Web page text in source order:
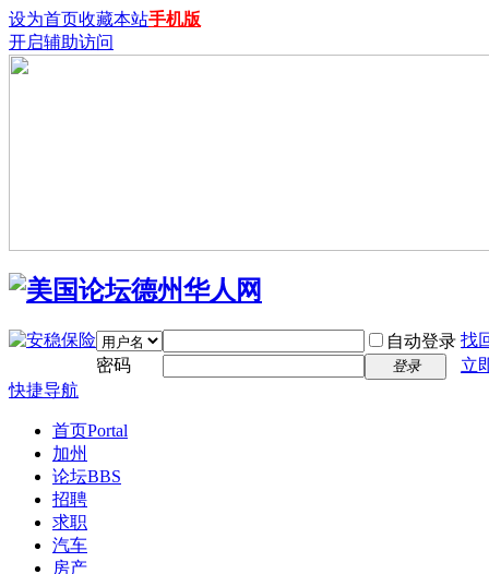
设为首页收藏本站手机版
开启辅助访问
自动登录 找
密码
登录
立
快捷导航
首页Portal
加州
论坛BBS
招聘
求职
汽车
房产